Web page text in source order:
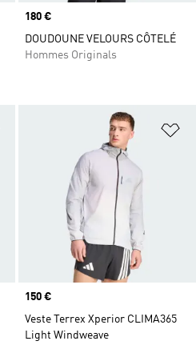
Prix
180 €
DOUDOUNE VELOURS CÔTELÉ
Hommes Originals
Ajouter à la Liste de produits
Prix
150 €
Veste Terrex Xperior CLIMA365
Light Windweave